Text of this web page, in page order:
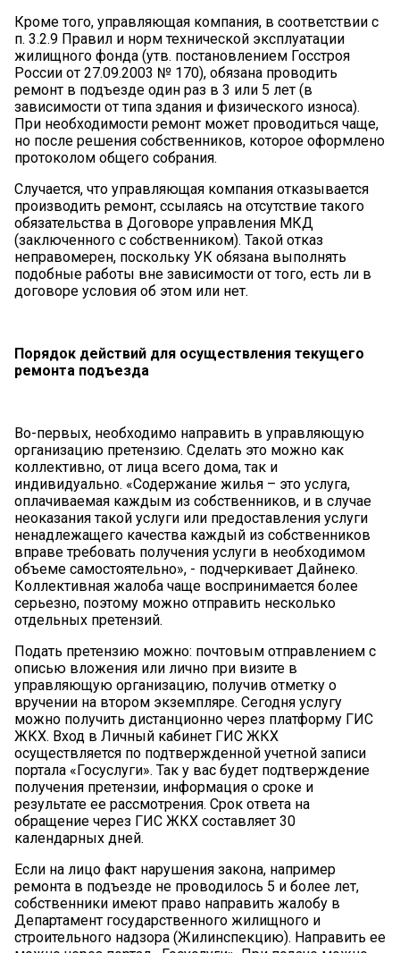
Кроме того, управляющая компания, в соответствии с
п. 3.2.9 Правил и норм технической эксплуатации
жилищного фонда (утв. постановлением Госстроя
России от 27.09.2003 № 170), обязана проводить
ремонт в подъезде один раз в 3 или 5 лет (в
зависимости от типа здания и физического износа).
При необходимости ремонт может проводиться чаще,
но после решения собственников, которое оформлено
протоколом общего собрания.
Случается, что управляющая компания отказывается
производить ремонт, ссылаясь на отсутствие такого
обязательства в Договоре управления МКД
(заключенного с собственником). Такой отказ
неправомерен, поскольку УК обязана выполнять
подобные работы вне зависимости от того, есть ли в
договоре условия об этом или нет.
Порядок действий для осуществления текущего
ремонта подъезда
Во-первых, необходимо направить в управляющую
организацию претензию. Сделать это можно как
коллективно, от лица всего дома, так и
индивидуально. «Содержание жилья – это услуга,
оплачиваемая каждым из собственников, и в случае
неоказания такой услуги или предоставления услуги
ненадлежащего качества каждый из собственников
вправе требовать получения услуги в необходимом
объеме самостоятельно», - подчеркивает Дайнеко.
Коллективная жалоба чаще воспринимается более
серьезно, поэтому можно отправить несколько
отдельных претензий.
Подать претензию можно: почтовым отправлением с
описью вложения или лично при визите в
управляющую организацию, получив отметку о
вручении на втором экземпляре. Сегодня услугу
можно получить дистанционно через платформу ГИС
ЖКХ. Вход в Личный кабинет ГИС ЖКХ
осуществляется по подтвержденной учетной записи
портала «Госуслуги». Так у вас будет подтверждение
получения претензии, информация о сроке и
результате ее рассмотрения. Срок ответа на
обращение через ГИС ЖКХ составляет 30
календарных дней.
Если на лицо факт нарушения закона, например
ремонта в подъезде не проводилось 5 и более лет,
собственники имеют право направить жалобу в
Департамент государственного жилищного и
строительного надзора (Жилинспекцию). Направить ее